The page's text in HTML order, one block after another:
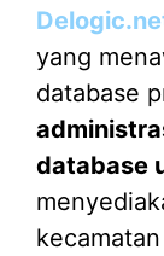
yang
database
database